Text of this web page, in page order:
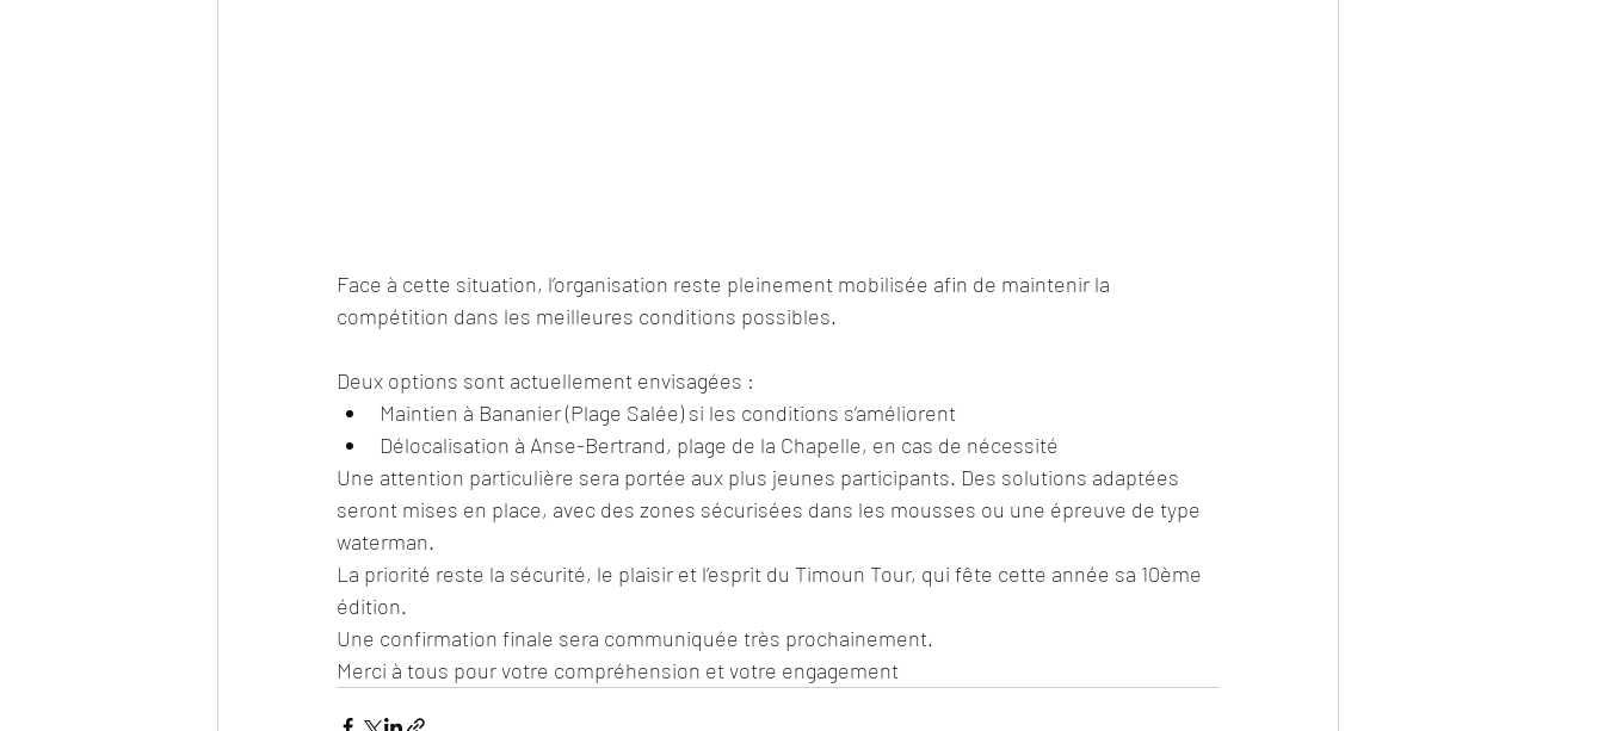
Face à cette situation, l’organisation reste pleinement mobilisée afin de maintenir la
compétition dans les meilleures conditions possibles.
Deux options sont actuellement envisagées :
Maintien à Bananier (Plage Salée) si les conditions s’améliorent
Délocalisation à Anse-Bertrand, plage de la Chapelle, en cas de nécessité
Une attention particulière sera portée aux plus jeunes participants. Des solutions adaptées
seront mises en place, avec des zones sécurisées dans les mousses ou une épreuve de type
waterman.
La priorité reste la sécurité, le plaisir et l’esprit du Timoun Tour, qui fête cette année sa 10ème
édition.
Une confirmation finale sera communiquée très prochainement.
Merci à tous pour votre compréhension et votre engagement